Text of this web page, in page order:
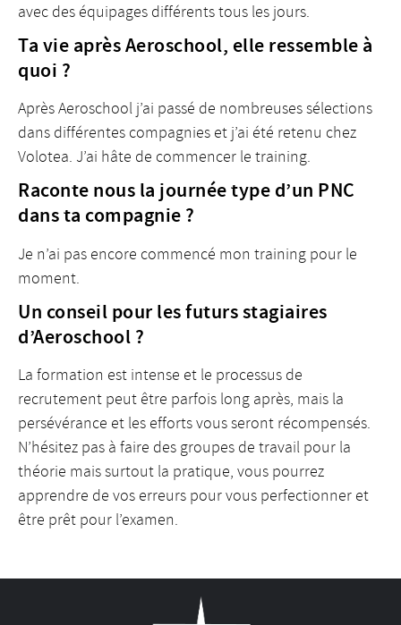
avec des équipages différents tous les jours.
Ta vie après Aeroschool, elle ressemble à
quoi ?
Après Aeroschool j’ai passé de nombreuses sélections
dans différentes compagnies et j’ai été retenu chez
Volotea. J’ai hâte de commencer le training.
Raconte nous la journée type d’un PNC
dans ta compagnie ?
Je n’ai pas encore commencé mon training pour le
moment.
Un conseil pour les futurs stagiaires
d’Aeroschool ?
La formation est intense et le processus de
recrutement peut être parfois long après, mais la
persévérance et les efforts vous seront récompensés.
N’hésitez pas à faire des groupes de travail pour la
théorie mais surtout la pratique, vous pourrez
apprendre de vos erreurs pour vous perfectionner et
être prêt pour l’examen.